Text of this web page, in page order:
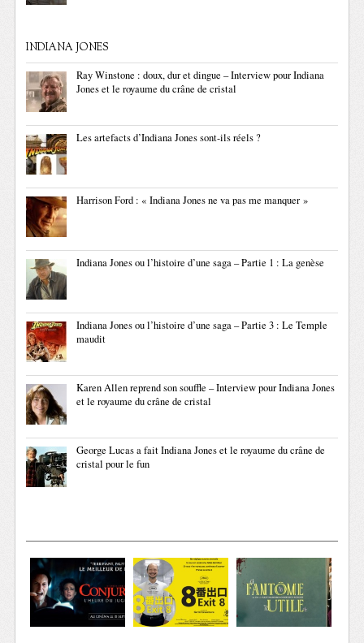
INDIANA JONES
Ray Winstone : doux, dur et dingue – Interview pour Indiana
Jones et le royaume du crâne de cristal
Les artefacts d’Indiana Jones sont-ils réels ?
Harrison Ford : « Indiana Jones ne va pas me manquer »
Indiana Jones ou l’histoire d’une saga – Partie 1 : La genèse
Indiana Jones ou l’histoire d’une saga – Partie 3 : Le Temple
maudit
Karen Allen reprend son souffle – Interview pour Indiana Jones
et le royaume du crâne de cristal
George Lucas a fait Indiana Jones et le royaume du crâne de
cristal pour le fun